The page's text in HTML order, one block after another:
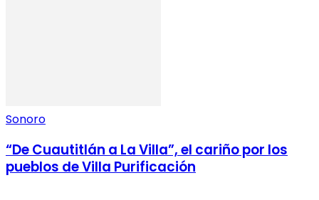
Sonoro
“De Cuautitlán a La Villa”, el cariño por los
pueblos de Villa Purificación